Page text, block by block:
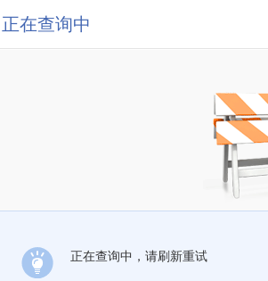
正在查询中
正在查询中，请刷新重试